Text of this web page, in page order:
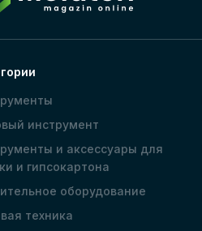
инструмент
и аксессуары для
и гипсокартона
оборудование
техника